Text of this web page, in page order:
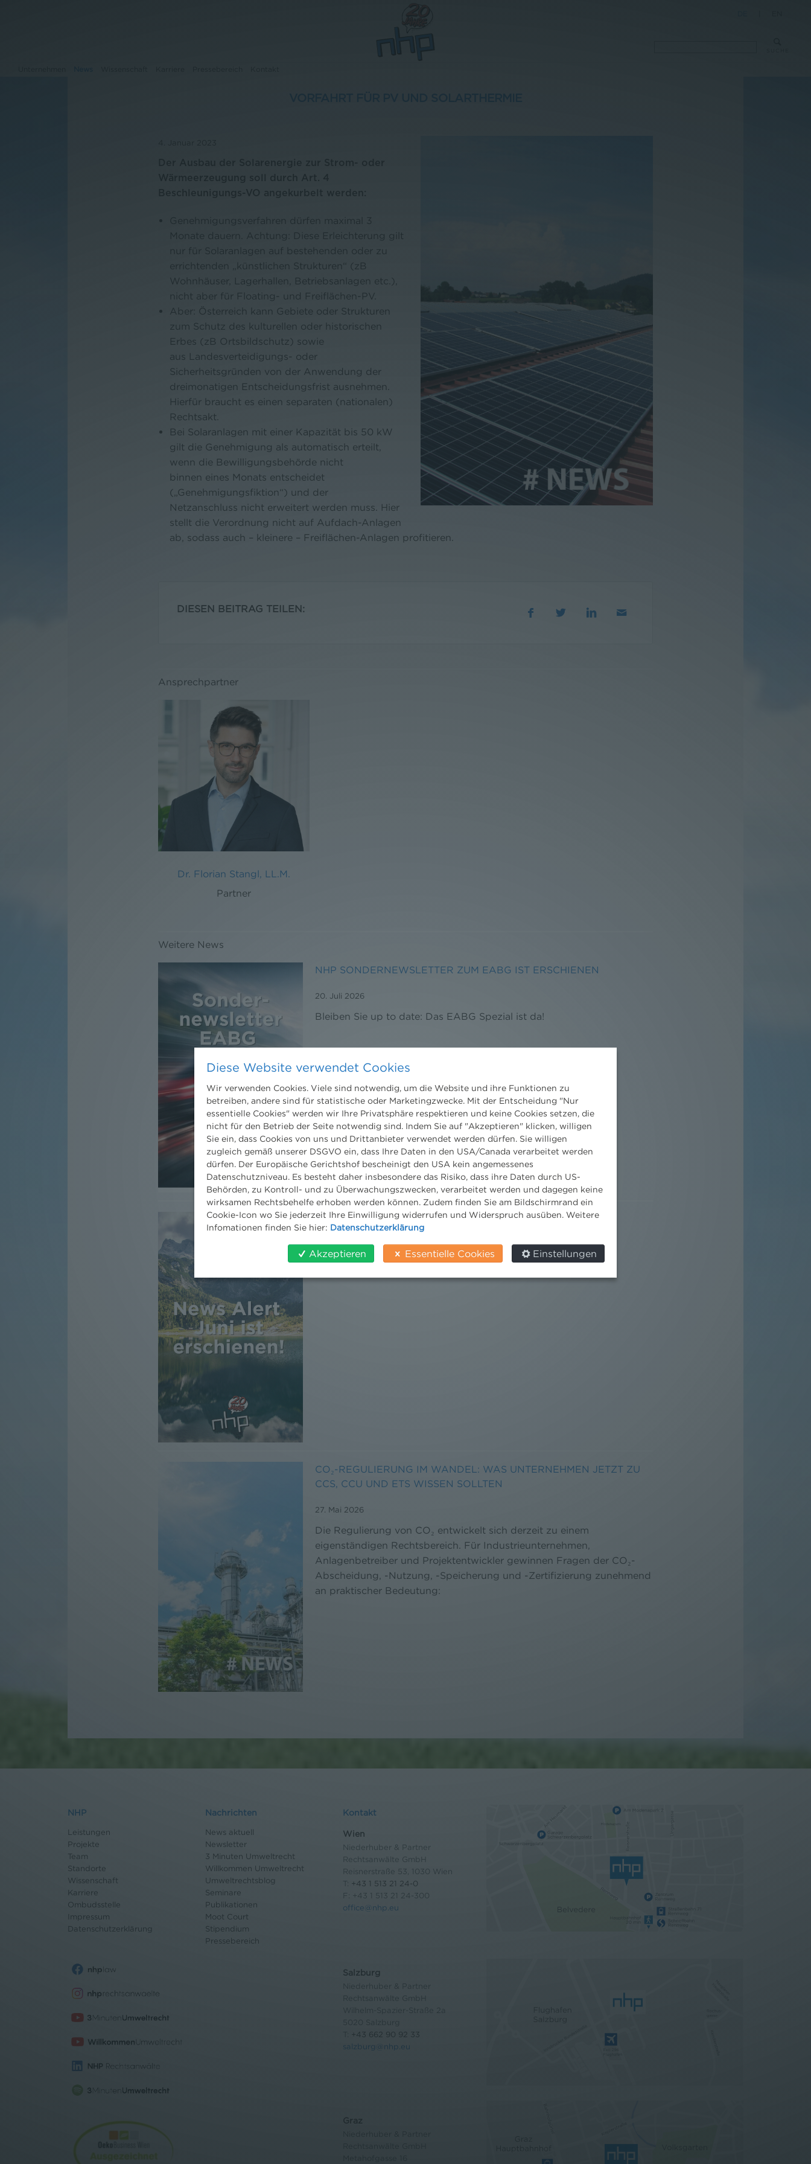
Genehmigungsverfahren dürfen maximal 3
Monate dauern. Achtung: Diese Erleichterung gilt
nur für Solaranlagen auf bestehenden oder zu
errichtenden „künstlichen Strukturen“ (zB
Wohnhäuser, Lagerhallen, Betriebsanlagen etc.),
nicht aber für Floating- und Freiflächen-PV.
Aber: Österreich kann Gebiete oder Strukturen
zum Schutz des kulturellen oder historischen
Erbes (zB Ortsbildschutz) sowie
aus Landesverteidigungs- oder
Sicherheitsgründen von der Anwendung der
dreimonatigen Entscheidungsfrist ausnehmen.
Hierfür braucht es einen separaten (nationalen)
Rechtsakt.
Bei Solaranlagen mit einer Kapazität bis 50 kW
gilt die Genehmigung als automatisch erteilt,
wenn die Bewilligungsbehörde nicht
binnen eines Monats entscheidet
(„Genehmigungsfiktion“) und der
Netzanschluss nicht erweitert werden muss. Hier
stellt die Verordnung nicht auf Aufdach-Anlagen
ab, sodass auch – kleinere – Freiflächen-Anlagen profitieren.
DIESEN BEITRAG TEILEN:
Ansprechpartner
Dr. Florian Stangl, LL.M.
Partner
Weitere News
NHP SONDERNEWSLETTER ZUM EABG IST ERSCHIENEN
20. Juli 2026
Bleiben Sie up to date: Das EABG Spezial ist da!
DER NEWS ALERT JUNI 2026 IST DA!
18. Juni 2026
Jetzt die neuesten Rechts-Updates holen.
CO₂-REGULIERUNG IM WANDEL: WAS UNTERNEHMEN JETZT ZU
CCS, CCU UND ETS WISSEN SOLLTEN
27. Mai 2026
Die Regulierung von CO₂ entwickelt sich derzeit zu einem
eigenständigen Rechtsbereich. Für Industrieunternehmen,
Anlagenbetreiber und Projektentwickler gewinnen Fragen der CO₂-
Abscheidung, -Nutzung, -Speicherung und -Zertifizierung zunehmend
an praktischer Bedeutung:
NHP
Leistungen
Projekte
Team
Standorte
Wissenschaft
Karriere
Ombudsstelle
Impressum
Datenschutzerklärung
Nachrichten
News aktuell
Newsletter
3 Minuten Umweltrecht
Willkommen Umweltrecht
Umweltrechtsblog
Seminare
Publikationen
Moot Court
Stipendium
Pressebereich
Kontakt
Wien
Niederhuber & Partner
Rechtsanwälte GmbH
Reisnerstraße 53, 1030 Wien
T: +43 1 513 21 24-0
F: +43 1 513 21 24-300
office@nhp.eu
Salzburg
Niederhuber & Partner
Rechtsanwälte GmbH
+43 662 90 92 33
salzburg@nhp.eu
Graz
Diese Website verwendet Cookies
Wir verwenden Cookies. Viele sind notwendig, um die Website und ihre Funktionen zu
betreiben, andere sind für statistische oder Marketingzwecke. Mit der Entscheidung "Nur
essentielle Cookies" werden wir Ihre Privatsphäre respektieren und keine Cookies setzen, die
nicht für den Betrieb der Seite notwendig sind. Indem Sie auf "Akzeptieren" klicken, willigen
Sie ein, dass Cookies von uns und Drittanbieter verwendet werden dürfen. Sie willigen
zugleich gemäß unserer DSGVO ein, dass Ihre Daten in den USA/Canada verarbeitet werden
dürfen. Der Europäische Gerichtshof bescheinigt den USA kein angemessenes
Datenschutzniveau. Es besteht daher insbesondere das Risiko, dass ihre Daten durch US-
Behörden, zu Kontroll- und zu Überwachungszwecken, verarbeitet werden und dagegen keine
wirksamen Rechtsbehelfe erhoben werden können. Zudem finden Sie am Bildschirmrand ein
Cookie-Icon wo Sie jederzeit Ihre Einwilligung widerrufen und Widerspruch ausüben. Weitere
Infomationen finden Sie hier: Datenschutzerklärung
Akzeptieren Essentielle Cookies Einstellungen